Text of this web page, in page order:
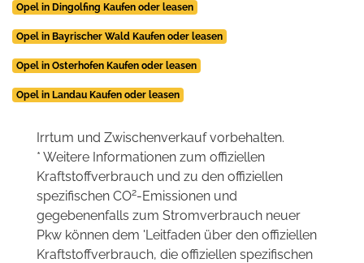
Opel in Dingolfing Kaufen oder leasen
Opel in Bayrischer Wald Kaufen oder leasen
Opel in Osterhofen Kaufen oder leasen
Opel in Landau Kaufen oder leasen
Irrtum und Zwischenverkauf vorbehalten.
* Weitere Informationen zum offiziellen
Kraftstoffverbrauch und zu den offiziellen
spezifischen CO2-Emissionen und
gegebenenfalls zum Stromverbrauch neuer
Pkw können dem 'Leitfaden über den offiziellen
Kraftstoffverbrauch, die offiziellen spezifischen